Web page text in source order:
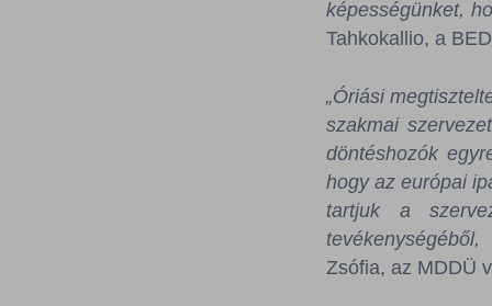
képességünket,
Tahkokallio, a
„Óriási
szakmai
döntéshozók
hogy az európai
tartjuk a
Zsófia, az MDDÜ